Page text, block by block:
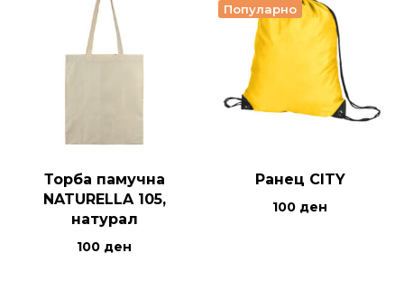
Торба памучна
NATURELLA 105,
натурал
100 ден
Популарно
Ранец CITY
100 ден